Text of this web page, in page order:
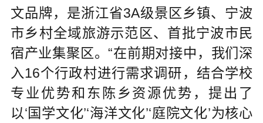
文品牌，是浙江省3A级景区乡镇、宁波
市乡村全域旅游示范区、首批宁波市民
宿产业集聚区。“在前期对接中，我们深
入16个行政村进行需求调研，结合学校
专业优势和东陈乡资源优势，提出了
以‘国学文化’‘海洋文化’‘庭院文化’为核心